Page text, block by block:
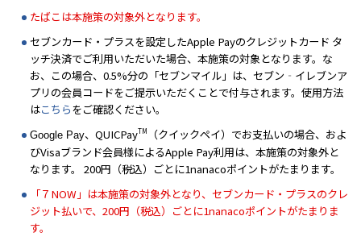
たばこは本施策の対象外となります。
セブンカード・プラスを設定したApple Payのクレジットカード タ
ッチ決済でご利用いただいた場合、本施策の対象となります。な
お、この場合、0.5%分の「セブンマイル」は、セブン‐イレブンア
プリの会員コードをご提示いただくことで付与されます。使用方法
はこちらをご確認ください。
Google Pay、QUICPayTM
（クイックペイ）でお支払いの場合、およ
びVisaブランド会員様によるApple Pay利用は、本施策の対象外と
なります。 200円（税込）ごとに1nanacoポイントがたまります。
「７NOW」は本施策の対象外となり、セブンカード・プラスのクレ
ジット払いで、200円（税込）ごとに1nanacoポイントがたまりま
す。